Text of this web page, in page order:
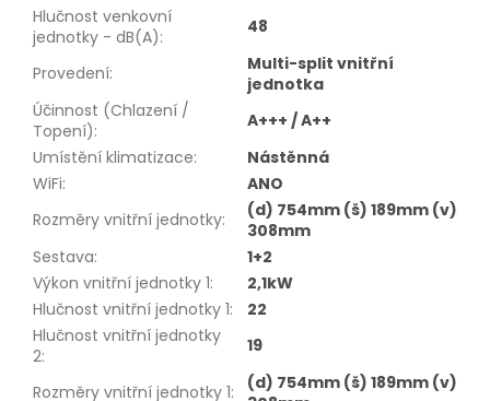
Hlučnost venkovní
jednotky - dB(A): 48
Provedení:
Multi-split vnitřní
jednotka
Účinnost (Chlazení /
Topení):
A+++ / A++
Umístění klimatizace:
Nástěnná
WiFi:
ANO
Rozměry vnitřní jednotky:
(d) 754mm (š) 189mm (v)
308mm
Sestava:
1+2
Výkon vnitřní jednotky 1:
2,1kW
Hlučnost vnitřní jednotky 1:
22
Hlučnost vnitřní jednotky
2: 19
Rozměry vnitřní jednotky 1:
(d) 754mm (š) 189mm (v)